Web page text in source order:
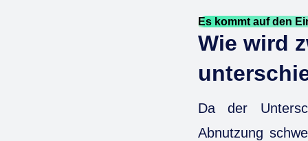
Es kommt auf den
Wie wird
Da der
Abnutzung